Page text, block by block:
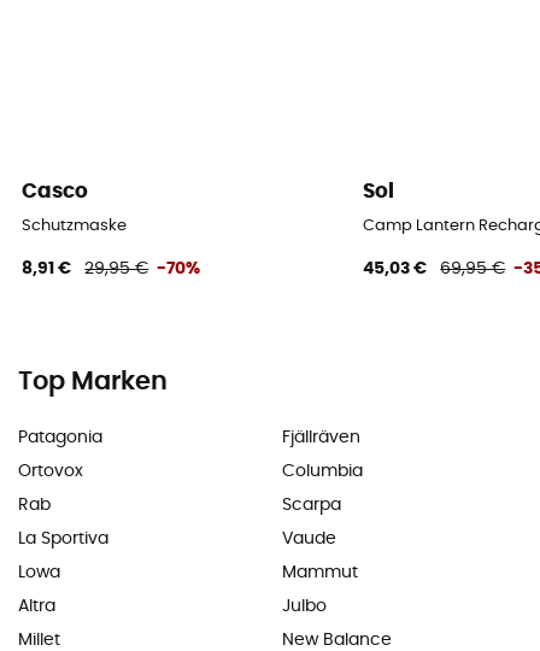
Casco
Schutzmaske
8,91 € 29,95 € -70%
Sol
Camp Lantern
45,03 € 69,95 € -
Top Marken
Patagonia
Ortovox
Rab
La Sportiva
Lowa
Altra
Millet
Fjällräven
Columbia
Scarpa
Vaude
Mammut
Julbo
New Balance